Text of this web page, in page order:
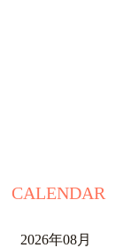
CALENDAR
2026年08月